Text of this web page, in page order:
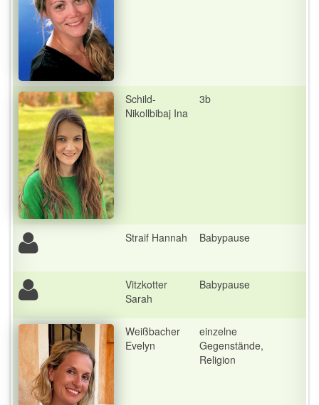
Schild-
Nikollbibaj Ina
3b
Straif Hannah Babypause
Vitzkotter
Sarah
Babypause
Weißbacher
Evelyn
einzelne
Gegenstände,
Religion